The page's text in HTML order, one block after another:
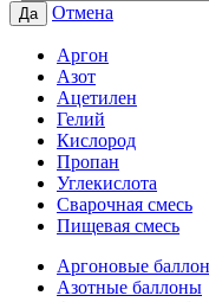
Да Отмена
Аргон
Азот
Ацетилен
Гелий
Кислород
Пропан
Углекислота
Сварочная смесь
Пищевая смесь
Аргоновые
Азотные баллоны